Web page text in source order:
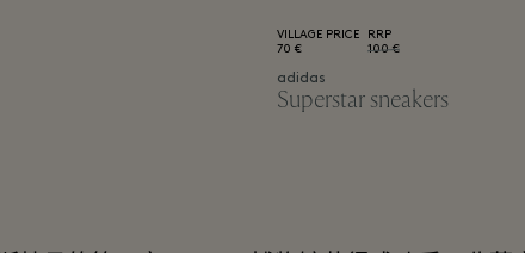
VILLAGE PRICE
70 €
RRP
100 €
adidas
Superstar sneakers